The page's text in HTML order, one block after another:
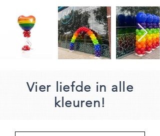
Vier liefde in alle
kleuren!